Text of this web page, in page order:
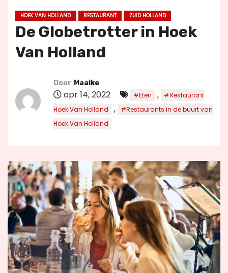
HOEK VAN HOLLAND RESTAURANT ZUID HOLLAND
De Globetrotter in Hoek
Van Holland
Door Maaike
apr 14, 2022 #Eten ,
#Restaurant
Hoek Van Holland
,
#Restaurants in de buurt van
Hoek Van Holland